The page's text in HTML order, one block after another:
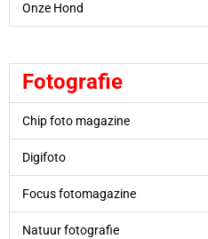
Onze Hond
Fotografie
Chip foto magazine
Digifoto
Focus fotomagazine
Natuur fotografie